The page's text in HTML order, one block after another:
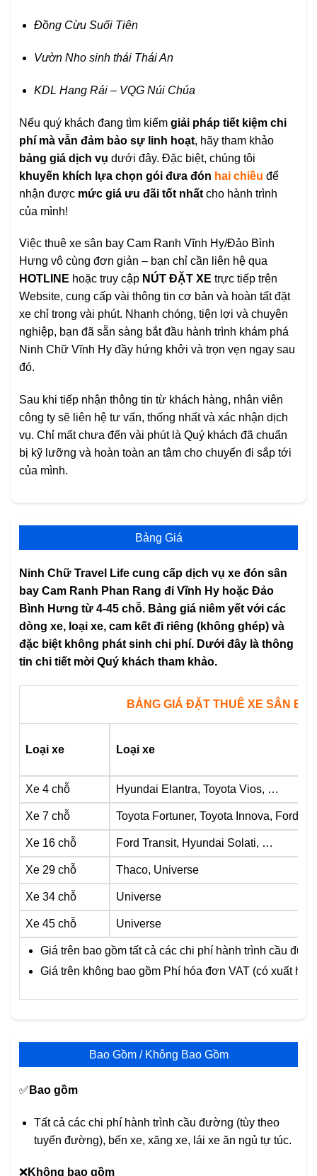
Đồng Cừu Suối Tiên
Vườn Nho sinh thái Thái An
KDL Hang Rái – VQG Núi Chúa
Nếu quý khách đang tìm kiếm giải pháp tiết kiệm chi
phí mà vẫn đảm bảo sự linh hoạt, hãy tham khảo
bảng giá dịch vụ dưới đây. Đặc biệt, chúng tôi
khuyến khích lựa chọn gói đưa đón hai chiều để
nhận được mức giá ưu đãi tốt nhất cho hành trình
của mình!
Việc thuê xe sân bay Cam Ranh Vĩnh Hy/Đảo Bình
Hưng vô cùng đơn giản – bạn chỉ cần liên hệ qua
HOTLINE hoặc truy cập NÚT ĐẶT XE trực tiếp trên
Website, cung cấp vài thông tin cơ bản và hoàn tất đặt
xe chỉ trong vài phút. Nhanh chóng, tiện lợi và chuyên
nghiệp, bạn đã sẵn sàng bắt đầu hành trình khám phá
Ninh Chữ Vĩnh Hy đầy hứng khởi và trọn vẹn ngay sau
đó.
Sau khi tiếp nhận thông tin từ khách hàng, nhân viên
công ty sẽ liên hệ tư vấn, thống nhất và xác nhận dịch
vụ. Chỉ mất chưa đến vài phút là Quý khách đã chuẩn
bị kỹ lưỡng và hoàn toàn an tâm cho chuyến đi sắp tới
của mình.
Bảng Giá
Ninh Chữ Travel Life cung cấp dịch vụ xe đón sân
bay Cam Ranh Phan Rang đi Vĩnh Hy hoặc Đảo
Bình Hưng từ 4-45 chỗ. Bảng giá niêm yết với các
dòng xe, loại xe, cam kết đi riêng (không ghép) và
đặc biệt không phát sinh chi phí. Dưới đây là thông
tin chi tiết mời Quý khách tham khảo.
BẢNG GIÁ ĐẶT THUÊ XE SÂN
Loại xe Loại xe
Xe 4 chỗ Hyundai Elantra, Toyota Vios, …
Xe 7 chỗ Toyota Fortuner, Toyota Innova, Ford
Xe 16 chỗ Ford Transit, Hyundai Solati, …
Xe 29 chỗ Thaco, Universe
Xe 34 chỗ Universe
Xe 45 chỗ Universe
Giá trên bao gồm tất cả các chi phí hành trình cầu
Giá trên không bao gồm Phí hóa đơn VAT (có xuất
Bao Gồm / Không Bao Gồm
✅ Bao gồm
Tất cả các chi phí hành trình cầu đường (tùy theo
tuyến đường), bến xe, xăng xe, lái xe ăn ngủ tự túc.
❌Không bao gồm